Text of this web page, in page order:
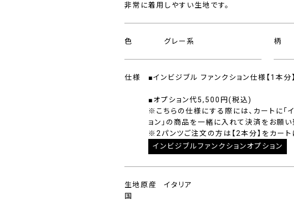
非常に着用しやすい生地です。
色 グレー系 柄
仕様 ■インビジブル ファンクション仕様【1本分】
■オプション代5,500円(税込)
※こちらの仕様にする際には、カートに「
ョン」の商品を一緒に入れて決済をお願い
※2パンツご注文の方は【2本分】をカート
インビジブルファンクションオプション
生地原産
国
イタリア